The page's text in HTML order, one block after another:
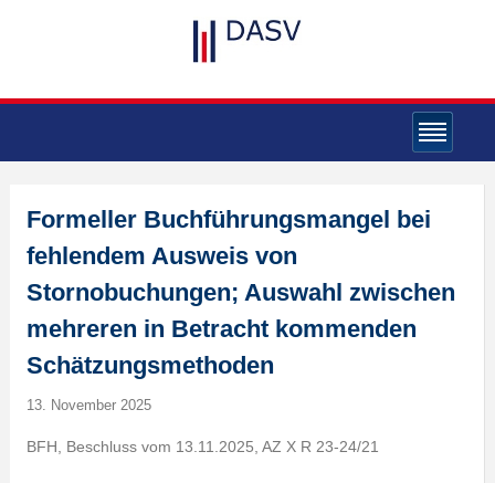
Formeller Buchführungsmangel bei
fehlendem Ausweis von
Stornobuchungen; Auswahl zwischen
mehreren in Betracht kommenden
Schätzungsmethoden
13. November 2025
BFH, Beschluss vom 13.11.2025, AZ X R 23-24/21